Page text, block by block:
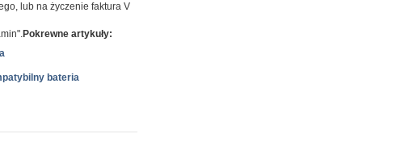
lub na życzenie faktura V
Pokrewne artykuły:
bateria